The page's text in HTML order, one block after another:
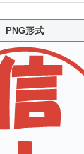
PNG形式